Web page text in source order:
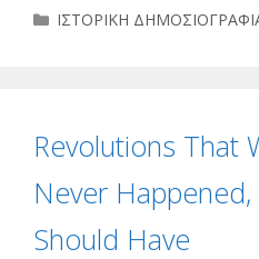
Κατηγορίες
ΙΣΤΟΡΙΚΗ
Revolutions
Never
Should Have